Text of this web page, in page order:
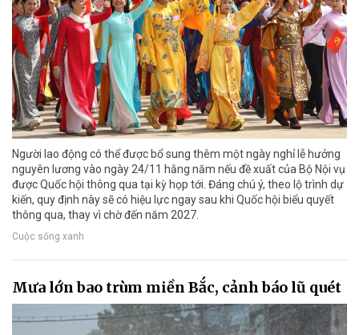
Người lao động có thể được bổ sung thêm một ngày nghỉ lễ hưởng
nguyên lương vào ngày 24/11 hằng năm nếu đề xuất của Bộ Nội vụ
được Quốc hội thông qua tại kỳ họp tới. Đáng chú ý, theo lộ trình dự
kiến, quy định này sẽ có hiệu lực ngay sau khi Quốc hội biểu quyết
thông qua, thay vì chờ đến năm 2027.
Cuộc sống xanh
Mưa lớn bao trùm miền Bắc, cảnh báo lũ quét